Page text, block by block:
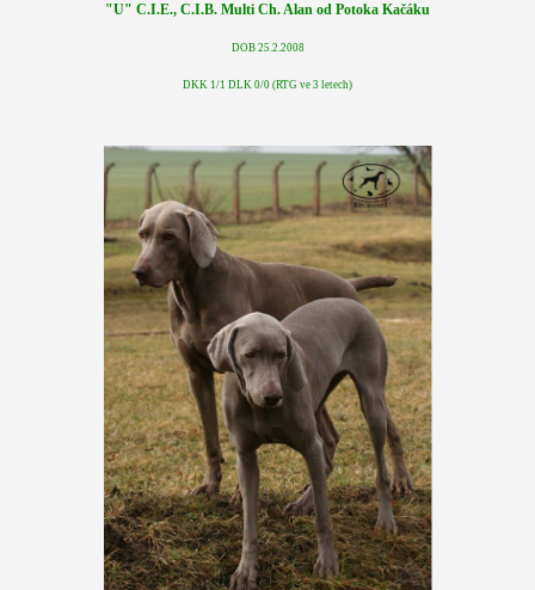
"U" C.I.E., C.I.B. Multi Ch. Alan od Potoka Kačáku
DOB 25.2.2008
DKK 1/1 DLK 0/0 (RTG ve 3 letech)